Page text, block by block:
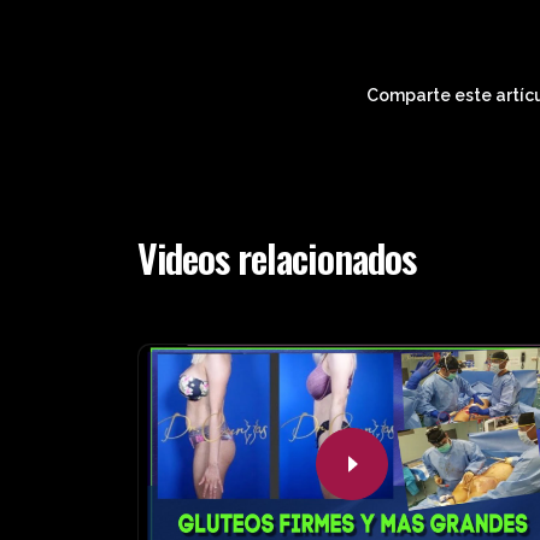
Comparte este
Videos relacionados